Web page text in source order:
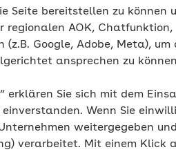
Seite bereitstellen zu können
regionalen AOK, Chatfunktion,
Google, Adobe, Meta), um
ansprechen zu
erklären Sie sich mit dem
Wenn Sie
weitergegeben
verarbeitet. Mit einem Klick
keine sexuell